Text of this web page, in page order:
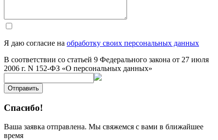
Я даю согласие на обработку своих персональных данных
В соответствии со статьей 9 Федерального закона от 27 июля
2006 г. N 152-ФЗ «О персональных данных»
Отправить
Спасибо!
Ваша заявка отправлена. Мы свяжемся с вами в ближайшее
время